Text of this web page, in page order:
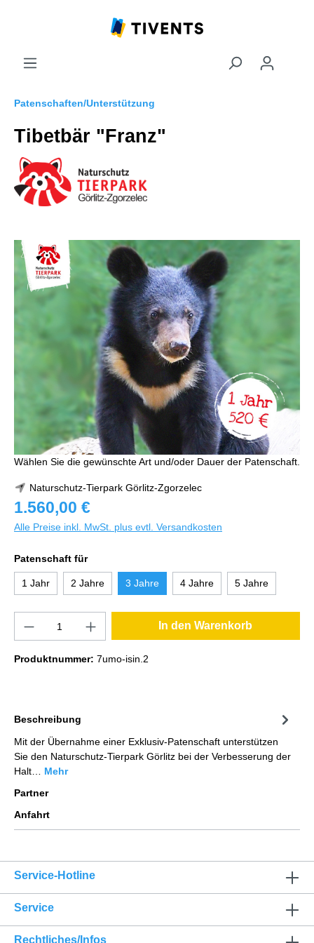
Patenschaften/Unterstützung
Tibetbär "Franz"
Wählen Sie die gewünschte Art und/oder Dauer der Patenschaft.
Naturschutz-Tierpark Görlitz-Zgorzelec
1.560,00 €
Alle Preise inkl. MwSt. plus evtl. Versandkosten
Patenschaft für
1 Jahr 2 Jahre 3 Jahre 4 Jahre 5 Jahre
In den Warenkorb
Produktnummer: 7umo-isin.2
Beschreibung
Mit der Übernahme einer Exklusiv-Patenschaft unterstützen
Sie den Naturschutz-Tierpark Görlitz bei der Verbesserung der
Halt… Mehr
Partner
Anfahrt
Service-Hotline
Service
Rechtliches/Infos